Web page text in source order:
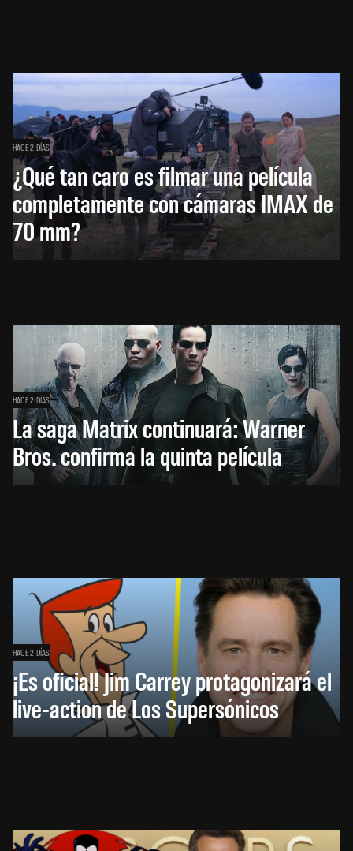
HACE 2 DÍAS
¿Qué tan caro es filmar una película
completamente con cámaras IMAX de
70 mm?
HACE 2 DÍAS
La saga Matrix continuará: Warner
Bros. confirma la quinta película
HACE 2 DÍAS
¡Es oficial! Jim Carrey protagonizará el
live-action de Los Supersónicos